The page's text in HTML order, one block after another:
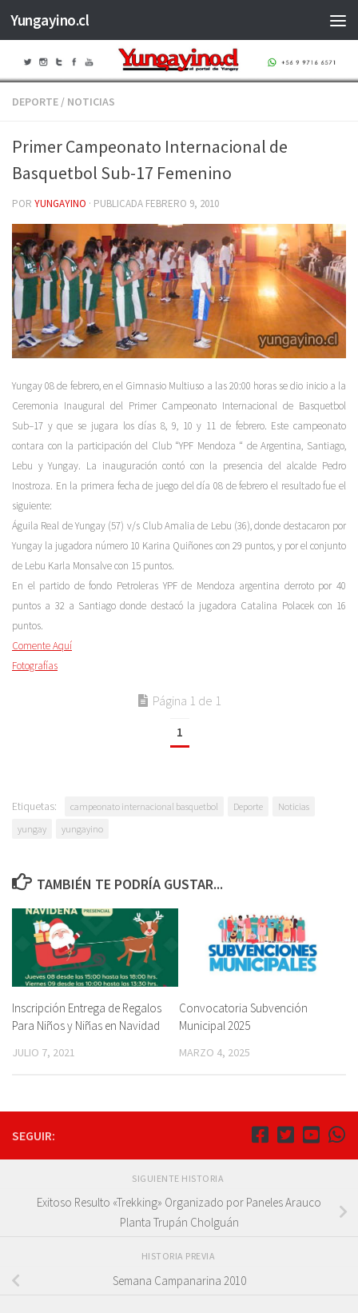
Saltar al contenido
Yungayino.cl
DEPORTE / NOTICIAS
Primer Campeonato Internacional de
Basquetbol Sub-17 Femenino
POR YUNGAYINO · PUBLICADA FEBRERO 9, 2010
Yungay 08 de febrero, en el Gimnasio Multiuso a las 20:00 horas se dio inicio a la
Ceremonia Inaugural del Primer Campeonato Internacional de Basquetbol
Sub–17 y que se jugara los días 8, 9, 10 y 11 de febrero. Este campeonato
contara con la participación del Club “YPF Mendoza “ de Argentina, Santiago,
Lebu y Yungay. La inauguración contó con la presencia del alcalde Pedro
Inostroza. En la primera fecha de juego del día 08 de febrero el resultado fue el
siguiente:
Águila Real de Yungay (57) v/s Club Amalia de Lebu (36), donde destacaron por
Yungay la jugadora número 10 Karina Quiñones con 29 puntos, y por el conjunto
de Lebu Karla Monsalve con 15 puntos.
En el partido de fondo Petroleras YPF de Mendoza argentina derroto por 40
puntos a 32 a Santiago donde destacó la jugadora Catalina Polacek con 16
puntos.
Comente Aquí
Fotografías
Página 1 de 1
1
Etiquetas: campeonato internacional basquetbol Deporte
Noticias
yungay
yungayino
TAMBIÉN TE PODRÍA GUSTAR...
Inscripción Entrega de Regalos
Para Niños y Niñas en Navidad
JULIO 7, 2021
Convocatoria Subvención
Municipal 2025
MARZO 4, 2025
SEGUIR:
SIGUIENTE HISTORIA
Exitoso Resulto «Trekking» Organizado por Paneles Arauco
Planta Trupán Cholguán
HISTORIA PREVIA
Semana Campanarina 2010